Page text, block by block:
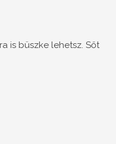
is büszke lehetsz. Sőt